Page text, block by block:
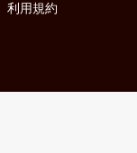
利用規約